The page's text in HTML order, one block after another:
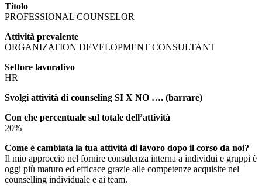
Titolo
PROFESSIONAL COUNSELOR
Attività prevalente
ORGANIZATION DEVELOPMENT CONSULTANT
Settore lavorativo
HR
Svolgi attività di counseling SI X NO …. (barrare)
Con che percentuale sul totale dell’attività
20%
Come è cambiata la tua attività di lavoro dopo il corso da noi?
Il mio approccio nel fornire consulenza interna a individui e gruppi è
oggi più maturo ed efficace grazie alle competenze acquisite nel
counselling individuale e ai team.